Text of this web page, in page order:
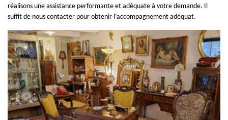
réalisons une assistance performante et adéquate à votre demande. Il
suffit de nous contacter pour obtenir l’accompagnement adéquat.